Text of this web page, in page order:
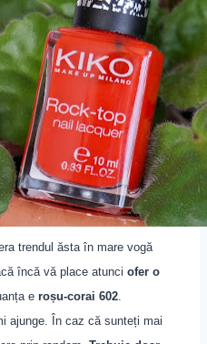
trendul ăsta în mare vogă
încă vă place atunci ofer o
e roșu-corai 602.
ajunge. În caz că sunteți mai